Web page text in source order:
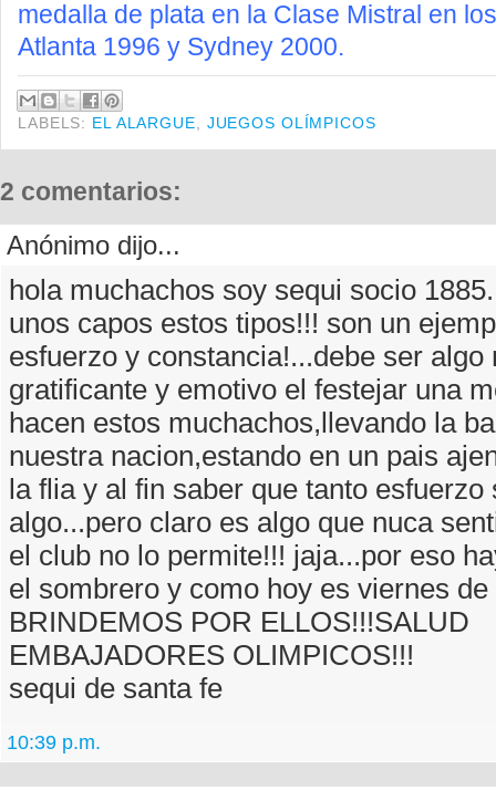
medalla de plata en la Clase Mistral en
Atlanta 1996 y Sydney 2000.
LABELS: EL ALARGUE JUEGOS OLÍMPICOS
2 comentarios:
Anónimo dijo...
hola muchachos soy sequi socio
unos capos estos tipos!!! son un
esfuerzo y constancia!...debe ser algo
gratificante y emotivo el festejar una
hacen estos muchachos,llevando la
nuestra nacion,estando en un pais
la flia y al fin saber que tanto esfuerzo
algo...pero claro es algo que nuca
el club no lo permite!!! jaja...por eso
el sombrero y como hoy es viernes
BRINDEMOS POR ELLOS!!!SALUD
EMBAJADORES OLIMPICOS!!!
sequi de santa fe
10:39 p.m.